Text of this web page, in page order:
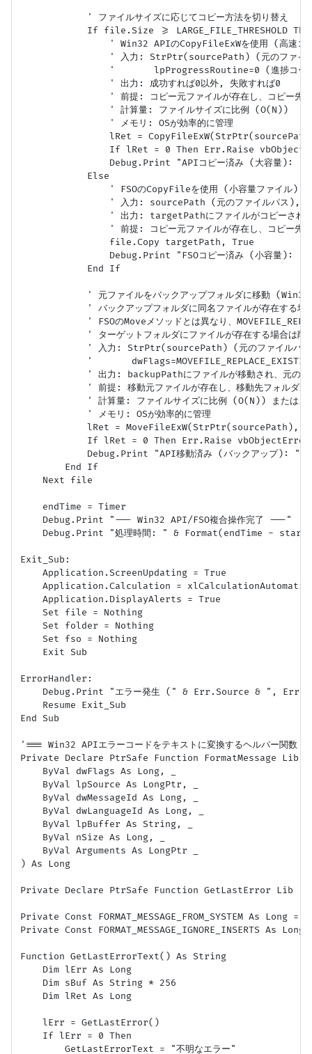
            ' ファイルサイズに応じてコピー方法を切り替え
If file.Size >= LARGE_FILE_THRESHOLD
' Win32 APIのCopyFileExWを使用 (高速コ
' 入力: StrPtr(sourcePath) (元のファイ
'       lpProgressRoutine=0 (進捗コー
                ' 出力: 成功すれば0以外, 失敗すれば0
' 前提: コピー元ファイルが存在し、コピー先フ
                ' 計算量: ファイルサイズに比例 (O(N))
                ' メモリ: OSが効率的に管理
lRet =
If lRet = 0 Then Err.Raise
Debug.Print "APIコピー済み (大容量):
            Else
                ' FSOのCopyFileを使用 (小容量ファイル)
' 入力: sourcePath (元のファイルパス),
' 出力: targetPathにファイルがコピーされ
' 前提: コピー元ファイルが存在し、コピー先フ
                file.Copy targetPath, True
Debug.Print "FSOコピー済み (小容量):
            End If
' 元ファイルをバックアップフォルダに移動
' バックアップフォルダに同名ファイルが存在する場
' FSOのMoveメソッドとは異なり、
' ターゲットフォルダにファイルが存在する場合は
' 入力: StrPtr(sourcePath) (元のファイルパ
'       dwFlags=MOVEFILE_REPLACE_EXISTING
' 出力: backupPathにファイルが移動され、元の場
' 前提: 移動元ファイルが存在し、移動先フォルダが
' 計算量: ファイルサイズに比例 (O(N)) またはメ
            ' メモリ: OSが効率的に管理
lRet = MoveFileExW(StrPtr(sourcePath),
If lRet = 0 Then Err.Raise vbObjectError
Debug.Print "API移動済み (バックアップ):
        End If
    Next file
    endTime = Timer
    Debug.Print "--- Win32 API/FSO複合操作完了 ---"
Debug.Print "処理時間: " & Format(endTime -
Exit_Sub:
    Application.ScreenUpdating = True
    Application.Calculation = xlCalculationAutomatic
    Application.DisplayAlerts = True
    Set file = Nothing
    Set folder = Nothing
    Set fso = Nothing
    Exit Sub
ErrorHandler:
Debug.Print "エラー発生 (" & Err.Source & ",
    Resume Exit_Sub
End Sub
'=== Win32 APIエラーコードをテキストに変換するヘルパー関数
Private Declare PtrSafe Function FormatMessage Lib
    ByVal dwFlags As Long, _
    ByVal lpSource As LongPtr, _
    ByVal dwMessageId As Long, _
    ByVal dwLanguageId As Long, _
    ByVal lpBuffer As String, _
    ByVal nSize As Long, _
    ByVal Arguments As LongPtr _
) As Long
Private Declare PtrSafe Function GetLastError Lib
Private Const FORMAT_MESSAGE_FROM_SYSTEM As Long =
Private Const FORMAT_MESSAGE_IGNORE_INSERTS As Long
Function GetLastErrorText() As String
    Dim lErr As Long
    Dim sBuf As String * 256
    Dim lRet As Long
    lErr = GetLastError()
    If lErr = 0 Then
        GetLastErrorText = "不明なエラー"